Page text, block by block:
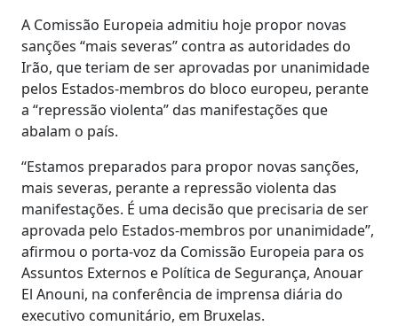
A Comissão Europeia admitiu hoje propor novas
sanções “mais severas” contra as autoridades do
Irão, que teriam de ser aprovadas por unanimidade
pelos Estados-membros do bloco europeu, perante
a “repressão violenta” das manifestações que
abalam o país.
“Estamos preparados para propor novas sanções,
mais severas, perante a repressão violenta das
manifestações. É uma decisão que precisaria de ser
aprovada pelo Estados-membros por unanimidade”,
afirmou o porta-voz da Comissão Europeia para os
Assuntos Externos e Política de Segurança, Anouar
El Anouni, na conferência de imprensa diária do
executivo comunitário, em Bruxelas.